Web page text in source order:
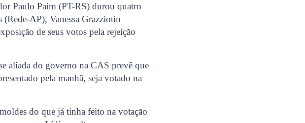
Paulo Paim (PT-RS) durou quatro
AP), Vanessa Grazziotin
de seus votos pela rejeição
aliada do governo na CAS prevê que
pela manhã, seja votado na
do que já tinha feito na votação